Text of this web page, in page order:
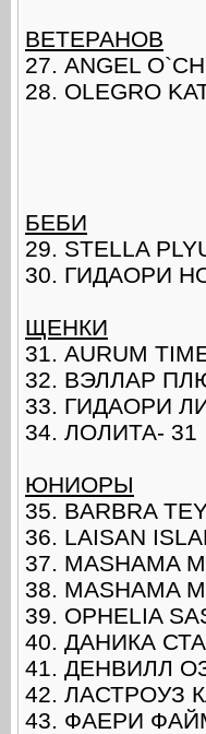
ВЕТЕРАНОВ
27. ANGEL
28. OLEGRO
БЕБИ
29. STELLA
30. ГИДАОРИ
ЩЕНКИ
31. AURUM
32. ВЭЛЛАР
33. ГИДАОРИ
34. ЛОЛИТА- 31
ЮНИОРЫ
35. BARBRA
36. LAISAN
37. MASHAMA
38. MASHAMA
39. OPHELIA
40. ДАНИКА
41. ДЕНВИЛЛ
42. ЛАСТРОУЗ
43. ФАЕРИ